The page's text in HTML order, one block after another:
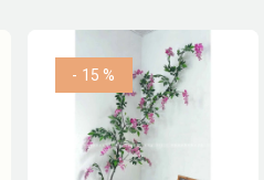
- 15 %